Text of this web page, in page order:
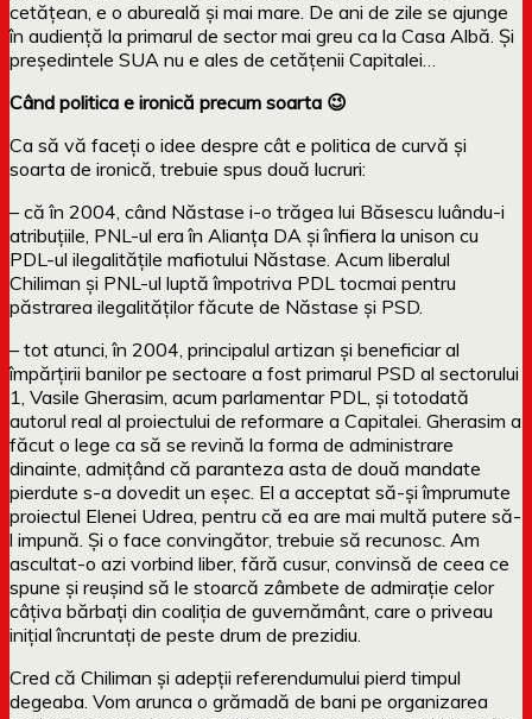
cetățean, e o abureală și mai mare. De ani de zile se ajunge
în audiență la primarul de sector mai greu ca la Casa Albă. Și
președintele SUA nu e ales de cetățenii Capitalei…
Când politica e ironică precum soarta 😉
Ca să vă faceți o idee despre cât e politica de curvă și
soarta de ironică, trebuie spus două lucruri:
– că în 2004, când Năstase i-o trăgea lui Băsescu luându-i
atribuțiile, PNL-ul era în Alianța DA și înfiera la unison cu
PDL-ul ilegalitățile mafiotului Năstase. Acum liberalul
Chiliman și PNL-ul luptă împotriva PDL tocmai pentru
păstrarea ilegalităților făcute de Năstase și PSD.
– tot atunci, în 2004, principalul artizan și beneficiar al
împărțirii banilor pe sectoare a fost primarul PSD al sectorului
1, Vasile Gherasim, acum parlamentar PDL, și totodată
autorul real al proiectului de reformare a Capitalei. Gherasim a
făcut o lege ca să se revină la forma de administrare
dinainte, admițând că paranteza asta de două mandate
pierdute s-a dovedit un eșec. El a acceptat să-și împrumute
proiectul Elenei Udrea, pentru că ea are mai multă putere să-
l impună. Și o face convingător, trebuie să recunosc. Am
ascultat-o azi vorbind liber, fără cusur, convinsă de ceea ce
spune și reușind să le stoarcă zâmbete de admirație celor
câțiva bărbați din coaliția de guvernământ, care o priveau
inițial încruntați de peste drum de prezidiu.
Cred că Chiliman și adepții referendumului pierd timpul
degeaba. Vom arunca o grămadă de bani pe organizarea